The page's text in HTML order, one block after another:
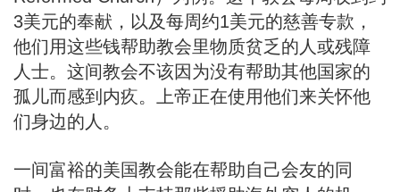
3美元的奉献，以及每周约1美元的慈善专款，
他们用这些钱帮助教会里物质贫乏的人或残障
人士。这间教会不该因为没有帮助其他国家的
孤儿而感到内疚。上帝正在使用他们来关怀他
们身边的人。
一间富裕的美国教会能在帮助自己会友的同